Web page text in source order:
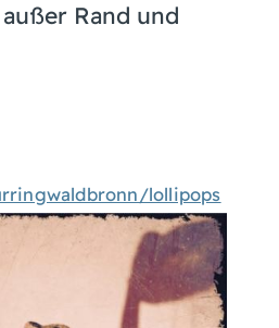
Rand und
lollipops